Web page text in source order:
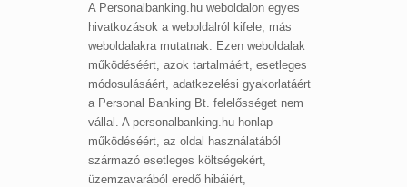
A Personalbanking.hu weboldalon egyes
hivatkozások a weboldalról kifele, más
weboldalakra mutatnak. Ezen weboldalak
működéséért, azok tartalmáért, esetleges
módosulásáért, adatkezelési gyakorlatáért
a Personal Banking Bt. felelősséget nem
vállal. A personalbanking.hu honlap
működéséért, az oldal használatából
származó esetleges költségekért,
üzemzavarából eredő hibáiért,